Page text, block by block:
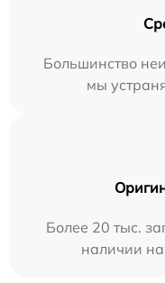
Большинство
мы
Более 20 тыс.
наличии